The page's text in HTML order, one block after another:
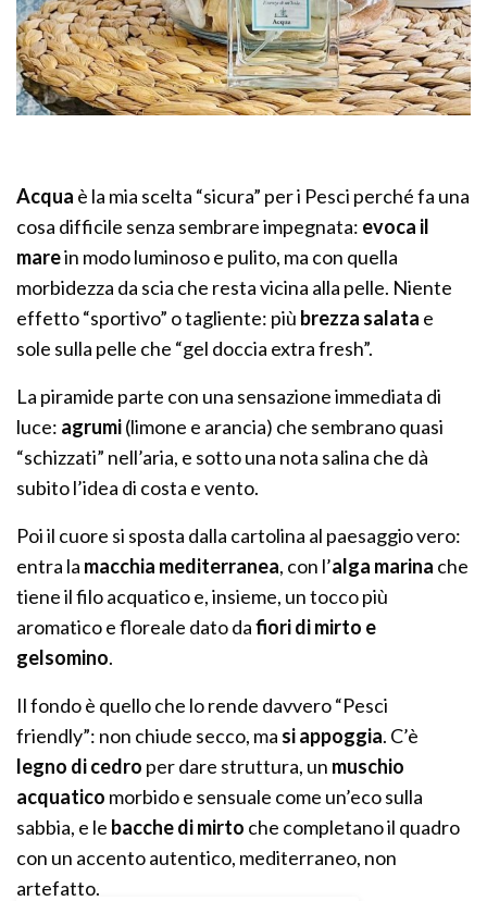
Acqua è la mia scelta “sicura” per i Pesci perché fa una
cosa difficile senza sembrare impegnata: evoca il
marein modo luminoso e pulito, ma con quella
morbidezza da scia che resta vicina alla pelle. Niente
effetto “sportivo” o tagliente: più brezza salata e
sole sulla pelle che “gel doccia extra fresh”.
La piramide parte con una sensazione immediata di
luce: agrumi(limone e arancia) che sembrano quasi
“schizzati” nell’aria, e sotto una nota salina che dà
subito l’idea di costa e vento.
Poi il cuore si sposta dalla cartolina al paesaggio vero:
entra la macchia mediterranea, con l’alga marina che
tiene il filo acquatico e, insieme, un tocco più
aromatico e floreale dato dafiori di mirto e
gelsomino.
Il fondo è quello che lo rende davvero “Pesci
friendly”: non chiude secco, ma si appoggia. C’è
legno di cedro per dare struttura, un muschio
acquatico morbido e sensuale come un’eco sulla
sabbia, e le bacche di mirto che completano il quadro
con un accento autentico, mediterraneo, non
artefatto.